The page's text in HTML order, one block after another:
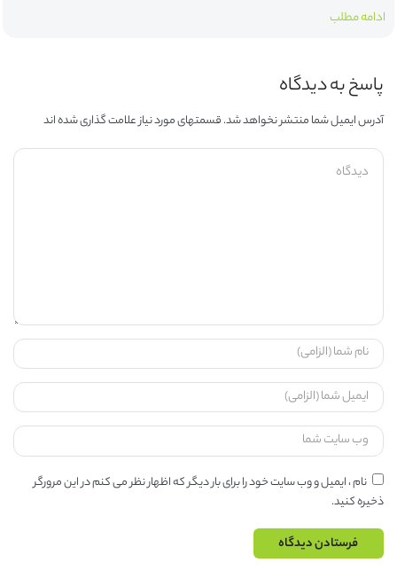
ادامه مطلب
پاسخ به دیدگاه
آدرس ایمیل شما منتشر نخواهد شد. قسمتهای مورد نیاز علامت گذاری شده اند
نام ، ایمیل و وب سایت خود را برای بار دیگر که اظهار نظر می کنم در این مرورگر
ذخیره کنید.